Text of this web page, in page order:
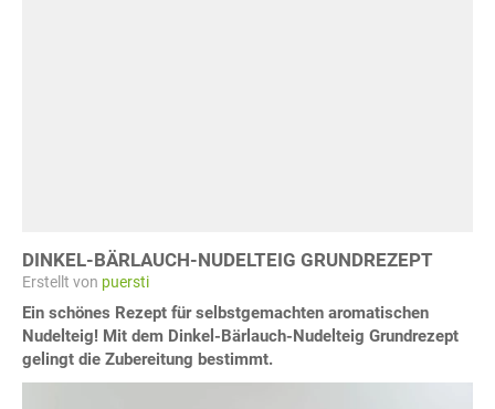
DINKEL-BÄRLAUCH-NUDELTEIG GRUNDREZEPT
Erstellt von puersti
Ein schönes Rezept für selbstgemachten aromatischen
Nudelteig! Mit dem Dinkel-Bärlauch-Nudelteig Grundrezept
gelingt die Zubereitung bestimmt.